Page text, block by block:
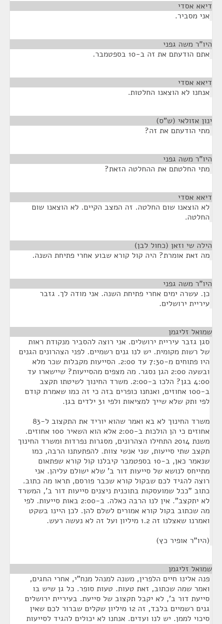
דיאא אסדי
אני מסביר.
היו"ר משה גפני
אתם הודעתם את זה ב-10 בספטמבר.
דיאא אסדי
אנחנו לא הוצאנו החלטות.
ינון אזולאי (ש"ס)
מתי הודעתם את זה?
היו"ר משה גפני
מתי החלטתם את ההחלטה הזאת?
דיאא אסדי
לא הוצאנו שום החלטה. זה המצב הקיים. לא הוצאנו שום
החלטה.
הילה שי וזאן (כחול לבן)
מה זאת אומרת? היה קול קורא שבוע אחרי פתיחת השנה.
היו"ר משה גפני
כן. עשרה ימים אחרי פתיחת השנה. אני מודה לך. גזבר
עיריית ירושלים.
שמואל זליגמן
סגן גזבר עיריית ירושלים. אני רוצה להסביר מנקודת ראות
של רשות מקומית. יש לנו גנים רשמיים. לפני הצהרונים הגנים
היו פתוחים מ-7:30 עד 2:00. הסייעות מקבלות שכר מלא
ובשעה 2:00 הגן נסגר. מה מצפים מהסייעות? שיישארו עד
4:00 בגן? הלכו ב-2:00. משרד החינוך לשיטתו תקצב
ב-100 אחוזים, ואנחנו כופרים בזה כי זה כמו שאמרת קודם
לפי ותק שלא שייך למציאות ולפי 31 ילדים בגן.
משרד החינוך לא בא ואמר שהוא יוריד את התקצוב ל-83
אחוזים כי הן הולכות ב-2:00 אלא הוא השאיר 100 אחוזים.
משנת 2014 התחילו הצהרונים, מסגרות נפרדות ומשרד החינוך
תקצב שתי סייעות, שני אנשי צוות. להפתעתנו הרבה, כמו
שנאמר כאן, ב-10 בספטמבר קיבלנו קול קורא שפתאום
מתייחס לנושא של סייעות דור ב' שלא ישולם עליהן. אני
רוצה להגיד לכם שבקול קורא שכבר פורסם, תראו מה כתוב.
כתוב "ככל שמועסקות בתוכנית ניצנים סייעות דור ב', המשרד
לא יתקצב". אין לנו הרבה כאלה. ב-2:00 באות סייעות. לפי
מה שכתוב בקול קורא אמורים לשלם להן. לכן היינו בשקט
ואמרנו שאצלנו זה 1.2 מיליון ועל זה לא נעשה רעש.
(היו"ר אופיר כץ)
שמואל זליגמן
פנה אלינו חיים הלפרין, משנה למנהל מנח"י, אחרי החגים,
ואמר שמה שכתוב, זאת טעות. טעות סופר. כל גן שיש בו
סייעת דור ב', לא יקבל תקצוב של סייעת. בעיריית ירושלים
גנים רשמיים בלבד, זה 12 מיליון שקלים שברור לכם שאין
סיכוי לממן. יש לנו ועדים. אנחנו לא יכולים להגיד לסייעות